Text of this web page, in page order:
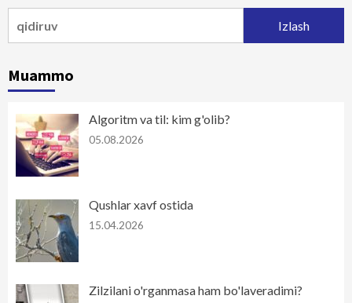
Muammo
Algoritm va til: kim g'olib?
05.08.2026
Qushlar xavf ostida
15.04.2026
Zilzilani o'rganmasa ham bo'laveradimi?